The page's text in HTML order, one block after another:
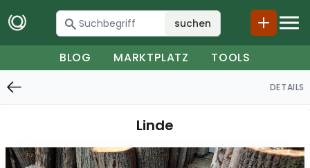
suchen
BLOG MARKTPLATZ TOOLS
DETAILS
Linde